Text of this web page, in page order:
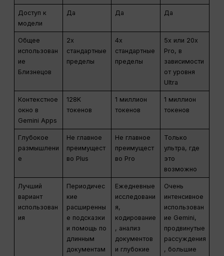
Доступ к
модели
Да Да Да
Общее
использован
ие
Близнецов
2x
стандартные
пределы
4x
стандартные
пределы
5x или 20x
Pro, в
зависимости
от уровня
Ultra
Контекстное
окно в
Gemini Apps
128K
токенов
1 миллион
токенов
1 миллион
токенов
Глубокое
размышлени
е
Не главное
преимущест
во Plus
Не главное
преимущест
во Pro
Только
ультра, где
это
возможно
Лучший
вариант
использован
ия
Периодичес
кие
расширенны
е подсказки
и помощь по
длинным
документам
Ежедневные
исследовани
я,
кодирование
, анализ
документов
и глубокие
Очень
интенсивное
использован
ие Gemini,
продвинутые
рассуждения
, большие